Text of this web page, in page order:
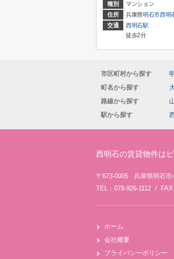
種別
マンション
住所
兵庫県明石市西明
交通
西明石駅
徒歩2分
市区町村から探す
町名から探す
路線から探す
駅から探す
西明石の賃貸物件は
〒673-0005 兵庫県明石市
TEL：078-926-1112 / FAX
ホーム
会社概要
プライバシーポリシー